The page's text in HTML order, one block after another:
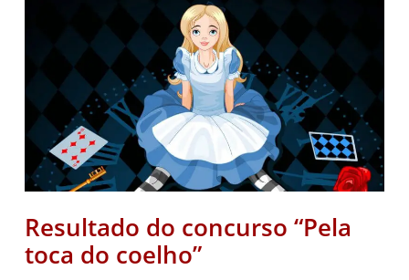
Resultado do concurso “Pela
toca do coelho”